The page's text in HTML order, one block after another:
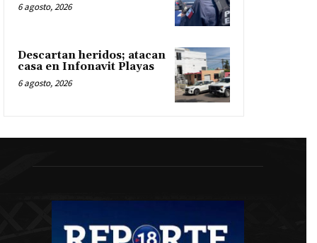
6 agosto, 2026
Descartan heridos; atacan
casa en Infonavit Playas
6 agosto, 2026